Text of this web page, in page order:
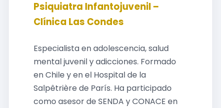
Psiquiatra Infantojuvenil –
Clínica Las Condes
Especialista en adolescencia, salud
mental juvenil y adicciones. Formado
en Chile y en el Hospital de la
Salpêtrière de París. Ha participado
como asesor de SENDA y CONACE en